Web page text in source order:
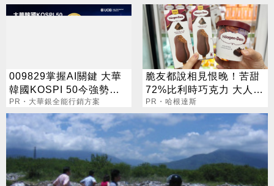
009829掌握AI關鍵 大華
韓國KOSPI 50今強勢開
募
PR・大華銀全能行銷方案
脆友都說相見恨晚！苦甜
72%比利時巧克力 大人味
爆紅！
PR・哈根達斯